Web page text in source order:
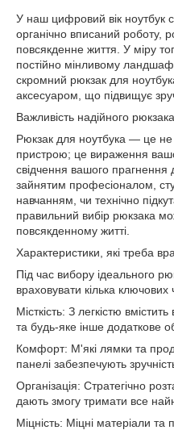
У наш цифровий вік ноутбук
органічно вписаний роботу,
повсякденне життя. У міру
постійно мінливому
скромний рюкзак для
аксесуаром, що підвищує
Важливість надійного
Рюкзак для ноутбука — це
пристрою; це вираження
свідчення вашого прагнення
зайнятим професіоналом,
навчанням, чи технічно
правильний вибір рюкзака
повсякденному житті.
Характеристики, які треба
Під час вибору ідеального
враховувати кілька ключових
Місткість: З легкістю
та будь-яке інше додаткове
Комфорт: М'які лямки та
панелі забезпечують
Організація: Стратегічно
дають змогу тримати все
Міцність: Міцні матеріали та